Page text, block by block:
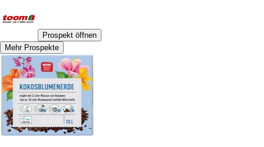
Prospekt öffnen
Mehr Prospekte